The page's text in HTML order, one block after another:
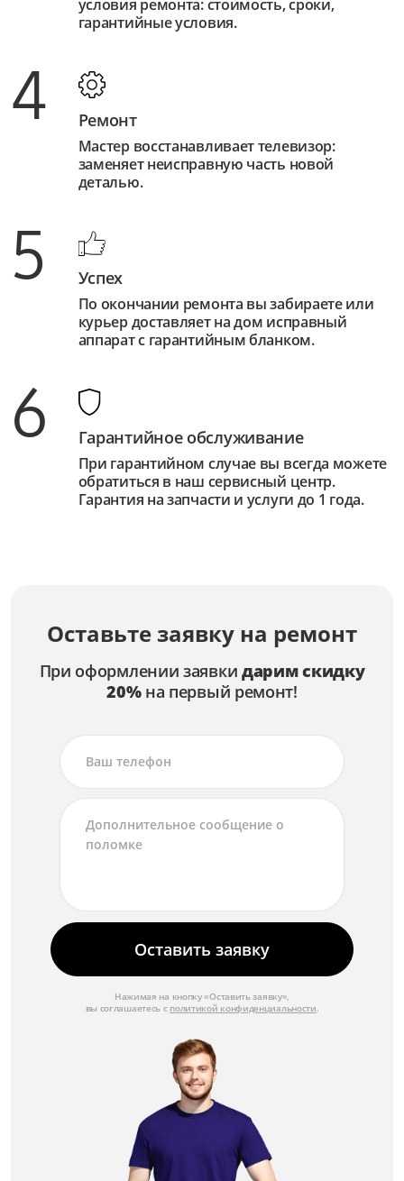
условия ремонта: стоимость, сроки,
гарантийные условия.
4 Ремонт
Мастер восстанавливает телевизор:
заменяет неисправную часть новой
деталью.
5 Успех
По окончании ремонта вы забираете или
курьер доставляет на дом исправный
аппарат с гарантийным бланком.
6 Гарантийное обслуживание
При гарантийном случае вы всегда можете
обратиться в наш сервисный центр.
Гарантия на запчасти и услуги до 1 года.
Оставьте заявку на ремонт
При оформлении заявки дарим скидку
20%на первый ремонт!
Оставить заявку
Нажимая на кнопку «Оставить заявку»,
вы соглашаетесь с политикой конфиденциальности.